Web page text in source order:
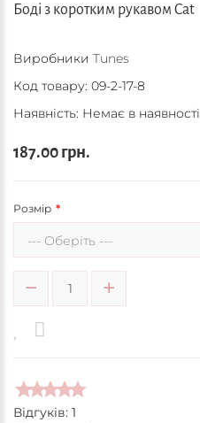
Боді з коротким рукавом Cat
Виробники Tunes
Код товару: 09-2-17-8
Наявність: Немає в наявності
187.00 грн.
Розмір
--- Оберіть ---
Відгуків: 1